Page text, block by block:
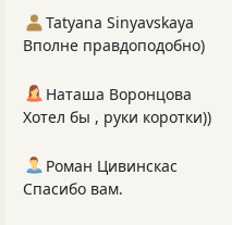
Tatyana Sinyavskaya
Вполне правдоподобно)
Наташа Воронцова
Хотел бы , руки коротки))
Роман Цивинскас
Спасибо вам.